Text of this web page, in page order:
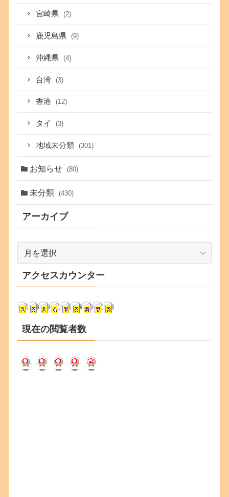
宮崎県 (2)
鹿児島県 (9)
沖縄県 (4)
台湾 (3)
香港 (12)
タイ (3)
地域未分類 (301)
お知らせ (80)
未分類 (430)
アーカイブ
カ
イ
アクセスカウンター
現在の閲覧者数